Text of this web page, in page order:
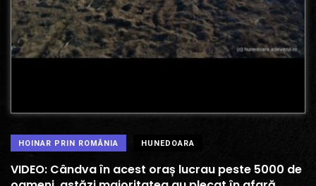
HOINAR PRIN ROMÂNIA HUNEDOARA
VIDEO: Cândva în acest oraș lucrau peste 5000 de